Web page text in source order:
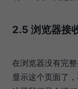
2.5 浏览器接
在浏览器没有完
显示这个页面了